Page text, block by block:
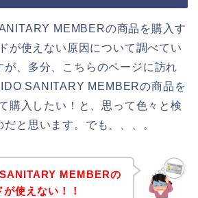
MEMBERの商品を購入す
が使えない原因について調べてい
が、多分、こちらのページに訪れ
SANITARY MEMBERの商品を
購入したい！と、思って色々と検
と思います。でも、、、。
MEMBERの
使えない！！